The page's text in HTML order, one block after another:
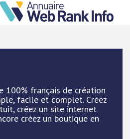
100% français de création
facile et complet. Créez
créez un site internet
créez un boutique en